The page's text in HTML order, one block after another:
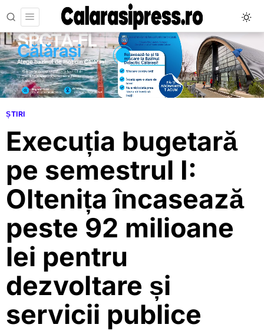
ȘTIRI
Execuția bugetară
pe semestrul I:
Oltenița încasează
peste 92 milioane
lei pentru
dezvoltare și
servicii publice